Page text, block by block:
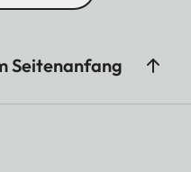
Seitenanfang